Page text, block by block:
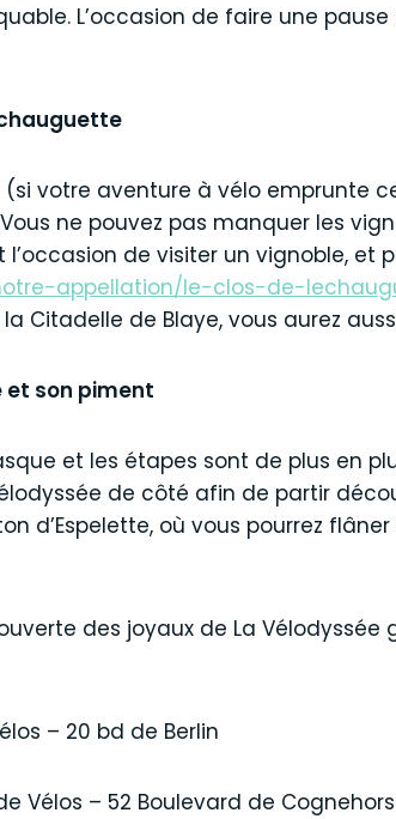
L’occasion de faire une
(si votre aventure à vélo emprunte
ne pouvez pas manquer les
l’occasion de visiter un vignoble, et
appellation/le-clos-de-
Citadelle de Blaye, vous aurez
et son piment
et les étapes sont de plus en
de côté afin de partir
d’Espelette, où vous pourrez
des joyaux de La
– 20 bd de Berlin
Vélos – 52 Boulevard de Cognehors